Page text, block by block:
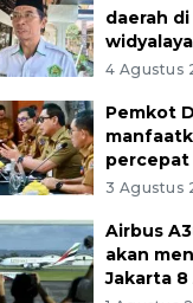
daerah
4 Agustus
Pemkot
percepat
3 Agustus
Airbus
akan
Jakarta